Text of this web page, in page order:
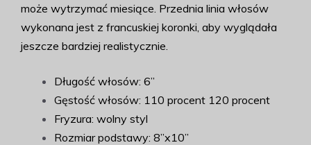
może wytrzymać miesiące. Przednia linia włosów
wykonana jest z francuskiej koronki, aby wyglądała
jeszcze bardziej realistycznie.
Długość włosów: 6”
Gęstość włosów: 110 procent 120 procent
Fryzura: wolny styl
Rozmiar podstawy: 8”x10”